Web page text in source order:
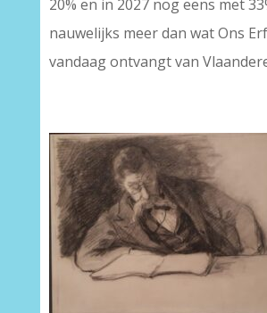
20% en in 2027 nog eens met
nauwelijks meer dan wat Ons
vandaag ontvangt van